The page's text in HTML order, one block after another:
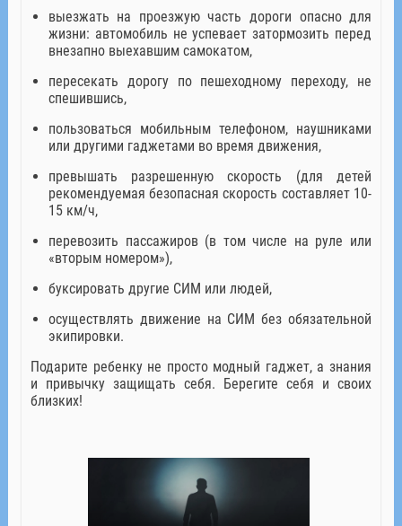
выезжать на проезжую часть дороги опасно для
жизни: автомобиль не успевает затормозить перед
внезапно выехавшим самокатом,
пересекать дорогу по пешеходному переходу, не
спешившись,
пользоваться мобильным телефоном, наушниками
или другими гаджетами во время движения,
превышать разрешенную скорость (для детей
рекомендуемая безопасная скорость составляет 10-
15 км/ч,
перевозить пассажиров (в том числе на руле или
«вторым номером»),
буксировать другие СИМ или людей,
осуществлять движение на СИМ без обязательной
экипировки.
Подарите ребенку не просто модный гаджет, а знания
и привычку защищать себя. Берегите себя и своих
близких!